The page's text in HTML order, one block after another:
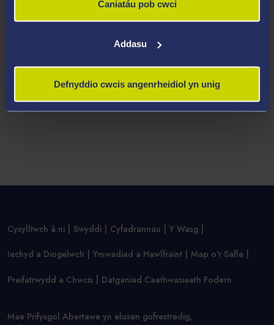
Caniatáu pob cwci
Addasu
Defnyddio cwcis angenrheidiol yn unig
Cysylltwch â ni Swyddi Cyfadrannau Y Wasg
Iechyd a Diogelwch Ymwadiad a Hawlfraint Map o'r Safle
Preifatrwydd a Chwcis Datganiad Caethwasiaeth Fodern
Mae Prifysgol Abertawe yn elusen gofrestredig,